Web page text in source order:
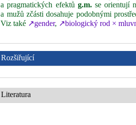
a pragmatických efektů g.m.se orientují
a mužů zčásti dosahuje podobnými
Viz také ↗gender, ↗biologický rod ×
Rozšiřující
Literatura